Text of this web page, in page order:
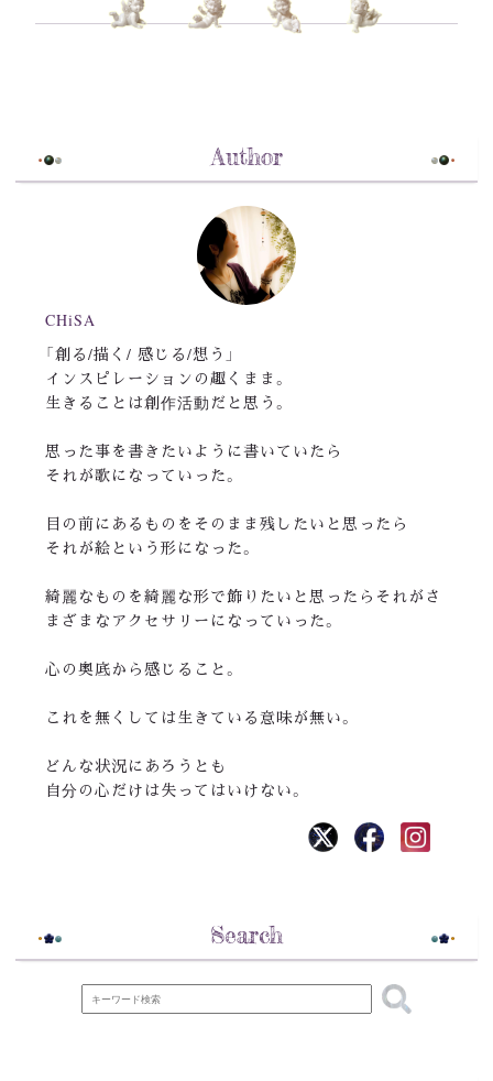
Author
CHiSA
「創る/描く/ 感じる/想う」
インスピレーションの趣くまま。
生きることは創作活動だと思う。
思った事を書きたいように書いていたら
それが歌になっていった。
目の前にあるものをそのまま残したいと思ったら
それが絵という形になった。
綺麗なものを綺麗な形で飾りたいと思ったらそれがさ
まざまなアクセサリーになっていった。
心の奥底から感じること。
これを無くしては生きている意味が無い。
どんな状況にあろうとも
自分の心だけは失ってはいけない。
Search